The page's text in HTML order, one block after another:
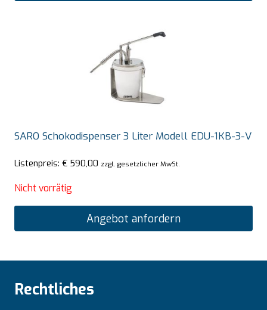
SARO Schokodispenser 3 Liter Modell EDU-1KB-3-V
Listenpreis: € 590,00 zzgl. gesetzlicher MwSt.
Nicht vorrätig
Angebot anfordern
Rechtliches